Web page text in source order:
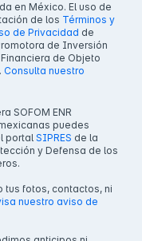
en México. El uso de
de los Términos y
de Privacidad de
de Inversión
de Objeto
Consulta nuestro
SOFOM ENR
puedes
portal SIPRES de la
y Defensa de los
tus fotos, contactos, ni
nuestro aviso de